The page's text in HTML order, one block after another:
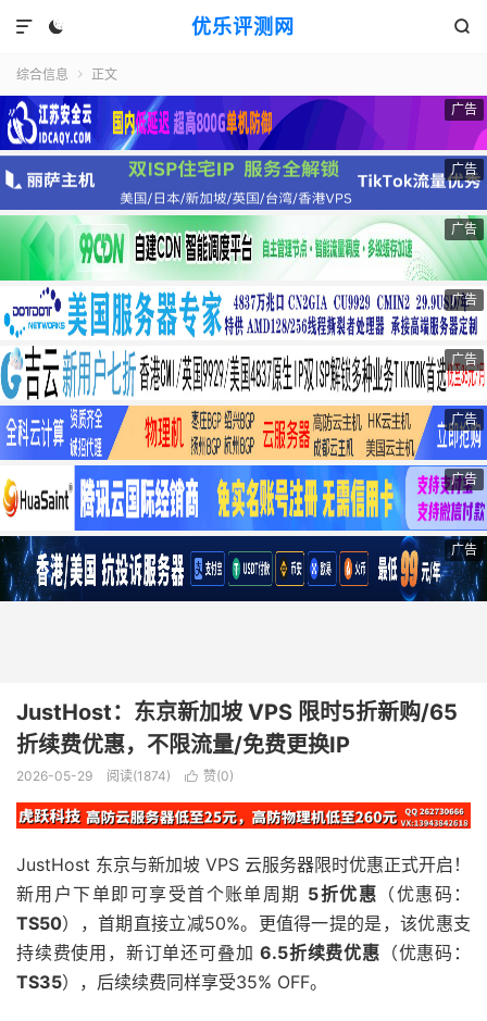
优乐评测网
 

综合信息  正文
广告
广告
广告
广告
广告
广告
广告
广告
JustHost：东京新加坡 VPS 限时5折新购/65
折续费优惠，不限流量/免费更换IP
2026-05-29 阅读(1874)  赞(0)
JustHost 东京与新加坡 VPS 云服务器限时优惠正式开启！
新用户下单即可享受首个账单周期 5折优惠 （优惠码：
TS50），首期直接立减50%。更值得一提的是，该优惠支
持续费使用，新订单还可叠加6.5折续费优惠 （优惠码：
TS35），后续续费同样享受35% OFF。